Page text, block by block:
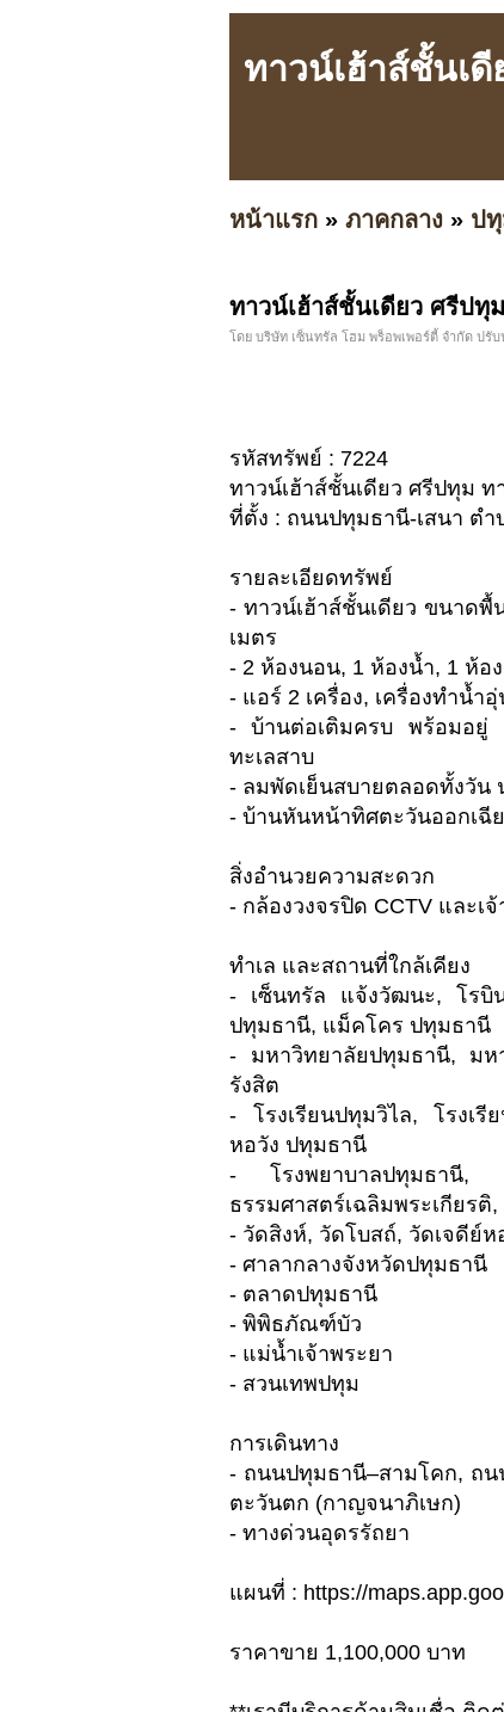
ทาวน์เฮ้าส์ชั้นเ
หน้าแรก » ภาคกลาง » ป
ทาวน์เฮ้าส์ชั้นเดียว ศรีปทุ
โดย บริษัท เซ็นทรัล โฮม พร็อพเพอร์ตี้ จำกัด ปรับ
รหัสทรัพย์ : 7224
ทาวน์เฮ้าส์ชั้นเดียว ศรีปทุม
ที่ตั้ง : ถนนปทุมธานี-เสนา ตำ
รายละเอียดทรัพย์
- ทาวน์เฮ้าส์ชั้นเดียว ขนาดพื้
เมตร
- 2 ห้องนอน, 1 ห้องน้ำ, 1 ห้อ
- แอร์ 2 เครื่อง, เครื่องทำน้ำ
- บ้านต่อเติมครบ พร้อมอยู่
ทะเลสาบ
- ลมพัดเย็นสบายตลอดทั้งวัน
- บ้านหันหน้าทิศตะวันออกเฉี
สิ่งอำนวยความสะดวก
- กล้องวงจรปิด CCTV และ
ทำเล และสถานที่ใกล้เคียง
- เซ็นทรัล แจ้งวัฒนะ, โรบิ
ปทุมธานี, แม็คโคร ปทุมธานี
- มหาวิทยาลัยปทุมธานี, มห
รังสิต
- โรงเรียนปทุมวิไล, โรงเรี
หอวัง ปทุมธานี
- โรงพยาบาลปทุมธานี,
ธรรมศาสตร์เฉลิมพระเกียรติ
- วัดสิงห์, วัดโบสถ์, วัดเจดีย์
- ศาลากลางจังหวัดปทุมธานี
- ตลาดปทุมธานี
- พิพิธภัณฑ์บัว
- แม่น้ำเจ้าพระยา
- สวนเทพปทุม
การเดินทาง
- ถนนปทุมธานี–สามโคก, ถ
ตะวันตก (กาญจนาภิเษก)
- ทางด่วนอุดรรัถยา
แผนที่ : https://
ราคาขาย 1,100,000 บาท